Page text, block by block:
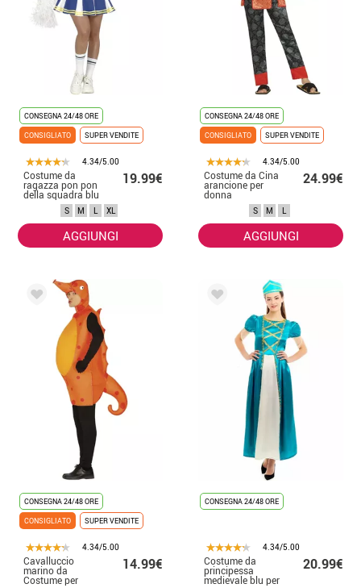
CONSEGNA 24/48 ORE
CONSIGLIATO
SUPER VENDITE
4.34/5.00
Costume da
ragazza pon pon
della squadra blu
da donna
19.99€
S M L XL
AGGIUNGI
CONSEGNA 24/48 ORE
CONSIGLIATO
SUPER VENDITE
4.34/5.00
Costume da Cina
arancione per
donna
24.99€
S M L
AGGIUNGI
CONSEGNA 24/48 ORE
CONSIGLIATO
SUPER VENDITE
4.34/5.00
Cavalluccio
marino da
Costume per
14.99€
CONSEGNA 24/48 ORE
4.34/5.00
Costume da
principessa
medievale blu per
20.99€